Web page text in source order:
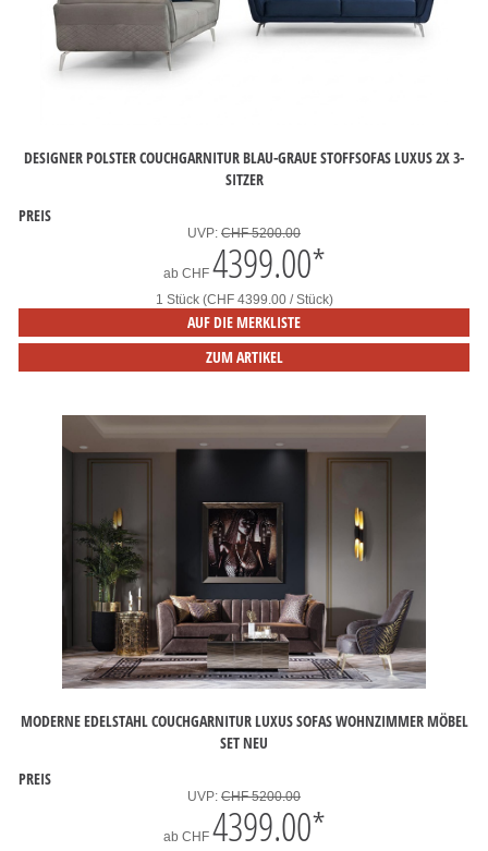
DESIGNER POLSTER COUCHGARNITUR BLAU-GRAUE STOFFSOFAS LUXUS 2X 3-
SITZER
PREIS
UVP: CHF 5200.00
ab CHF 4399.00*
1 Stück (CHF 4399.00 / Stück)
AUF DIE MERKLISTE
ZUM ARTIKEL
MODERNE EDELSTAHL COUCHGARNITUR LUXUS SOFAS WOHNZIMMER MÖBEL
SET NEU
PREIS
UVP: CHF 5200.00
ab CHF 4399.00*